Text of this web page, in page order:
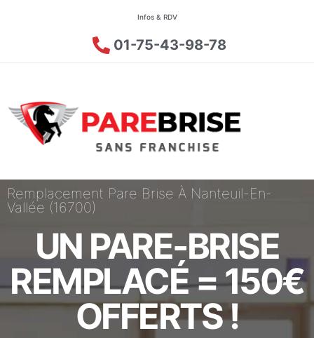
Infos & RDV
01-75-43-98-78
Remplacement Pare Brise À Nanteuil-En-
Vallée (16700)
UN PARE-BRISE
REMPLACÉ = 150€
OFFERTS !